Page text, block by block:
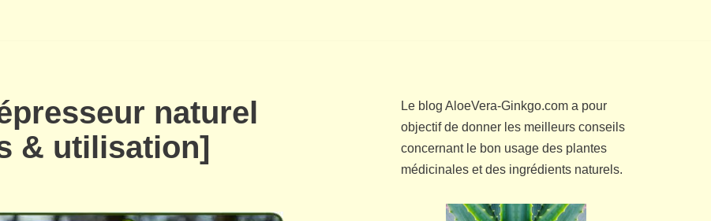
naturel
& utilisation]
Le blog AloeVera-Ginkgo.com a pour
objectif de donner les meilleurs conseils
concernant le bon usage des plantes
médicinales et des ingrédients naturels.